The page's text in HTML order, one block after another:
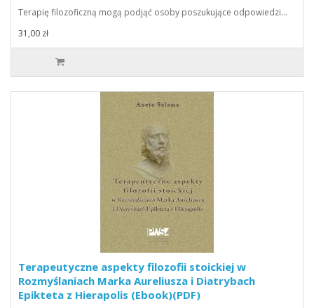
Terapię filozoficzną mogą podjąć osoby poszukujące odpowiedzi…
31,00 zł
Terapeutyczne aspekty filozofii stoickiej w
Rozmyślaniach Marka Aureliusza i Diatrybach
Epikteta z Hierapolis (Ebook)(PDF)